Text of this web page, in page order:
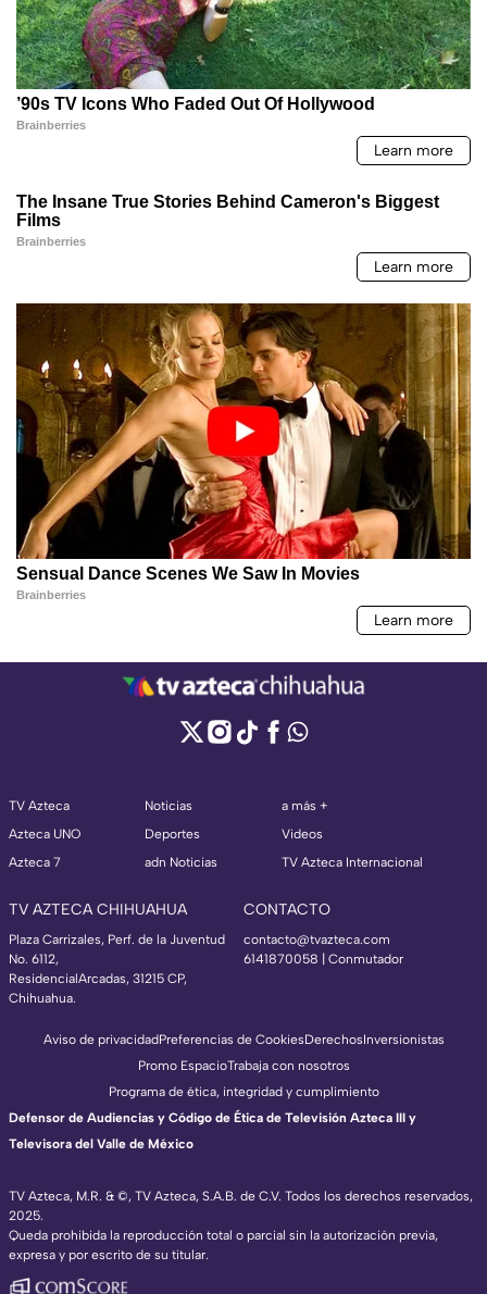
TV Azteca
Azteca UNO
Azteca 7
Noticias
Deportes
adn Noticias
a más +
Videos
TV Azteca Internacional
TV AZTECA CHIHUAHUA
Plaza Carrizales, Perf. de la Juventud
No. 6112,
ResidencialArcadas, 31215 CP,
Chihuahua.
CONTACTO
contacto@tvazteca.com
6141870058 | Conmutador
TV Azteca, M.R. & ©, TV Azteca, S.A.B. de C.V. Todos los derechos reservados,
2025.
Queda prohibida la reproducción total o parcial sin la autorización previa,
expresa y por escrito de su titular.
Aviso de privacidadPreferencias de CookiesDerechosInversionistas
Promo EspacioTrabaja con nosotros
Programa de ética, integridad y cumplimiento
Defensor de Audiencias y Código de Ética de Televisión Azteca III y
Televisora del Valle de México